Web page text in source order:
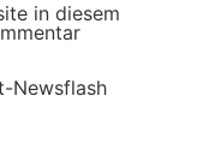
in diesem
Newsflash